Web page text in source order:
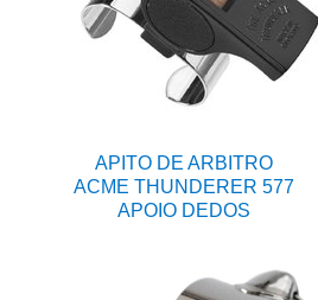
APITO DE ARBITRO
ACME THUNDERER 577
APOIO DEDOS